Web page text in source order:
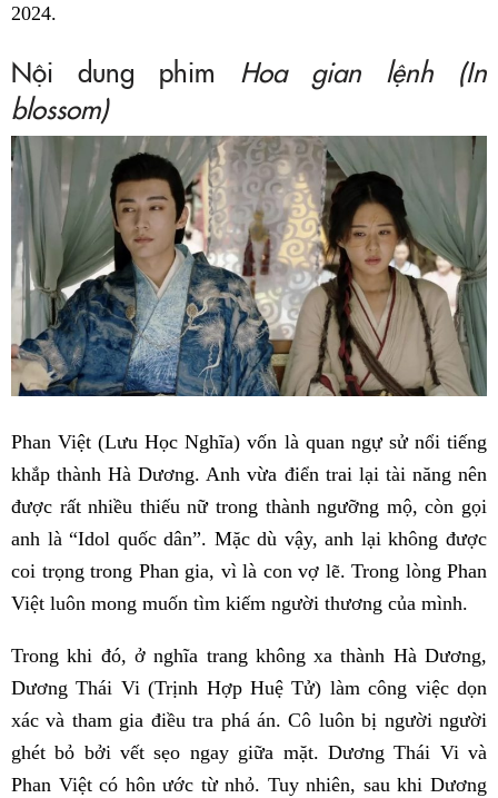
2024.
Nội dung phim Hoa gian lệnh (In
blossom)
Phan Việt (Lưu Học Nghĩa) vốn là quan ngự sử nổi tiếng
khắp thành Hà Dương. Anh vừa điển trai lại tài năng nên
được rất nhiều thiếu nữ trong thành ngưỡng mộ, còn gọi
anh là “Idol quốc dân”. Mặc dù vậy, anh lại không được
coi trọng trong Phan gia, vì là con vợ lẽ. Trong lòng Phan
Việt luôn mong muốn tìm kiếm người thương của mình.
Trong khi đó, ở nghĩa trang không xa thành Hà Dương,
Dương Thái Vi (Trịnh Hợp Huệ Tử) làm công việc dọn
xác và tham gia điều tra phá án. Cô luôn bị người người
ghét bỏ bởi vết sẹo ngay giữa mặt. Dương Thái Vi và
Phan Việt có hôn ước từ nhỏ. Tuy nhiên, sau khi Dương